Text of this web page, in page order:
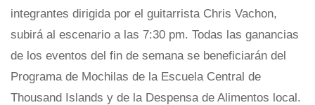
integrantes dirigida por el guitarrista Chris Vachon,
subirá al escenario a las 7:30 pm. Todas las ganancias
de los eventos del fin de semana se beneficiarán del
Programa de Mochilas de la Escuela Central de
Thousand Islands y de la Despensa de Alimentos local.